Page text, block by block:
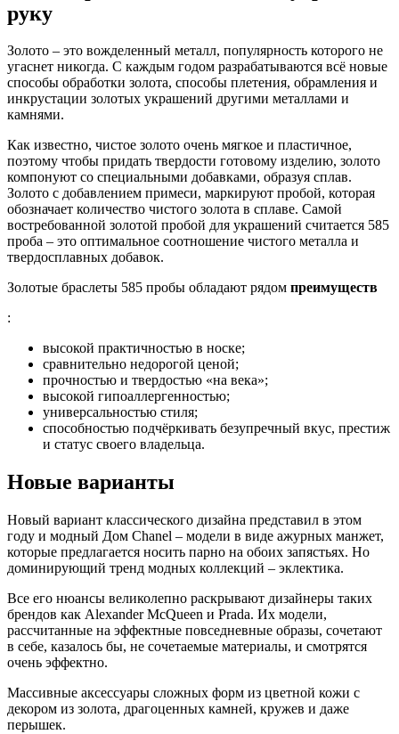
руку
Золото – это вожделенный металл, популярность которого не
угаснет никогда. С каждым годом разрабатываются всё новые
способы обработки золота, способы плетения, обрамления и
инкрустации золотых украшений другими металлами и
камнями.
Как известно, чистое золото очень мягкое и пластичное,
поэтому чтобы придать твердости готовому изделию, золото
компонуют со специальными добавками, образуя сплав.
Золото с добавлением примеси, маркируют пробой, которая
обозначает количество чистого золота в сплаве. Самой
востребованной золотой пробой для украшений считается 585
проба – это оптимальное соотношение чистого металла и
твердосплавных добавок.
Золотые браслеты 585 пробы обладают рядом преимуществ
:
высокой практичностью в носке;
сравнительно недорогой ценой;
прочностью и твердостью «на века»;
высокой гипоаллергенностью;
универсальностью стиля;
способностью подчёркивать безупречный вкус, престиж
и статус своего владельца.
Новые варианты
Новый вариант классического дизайна представил в этом
году и модный Дом Chanel – модели в виде ажурных манжет,
которые предлагается носить парно на обоих запястьях. Но
доминирующий тренд модных коллекций – эклектика.
Все его нюансы великолепно раскрывают дизайнеры таких
брендов как Alexander McQueen и Prada. Их модели,
рассчитанные на эффектные повседневные образы, сочетают
в себе, казалось бы, не сочетаемые материалы, и смотрятся
очень эффектно.
Массивные аксессуары сложных форм из цветной кожи с
декором из золота, драгоценных камней, кружев и даже
перышек.